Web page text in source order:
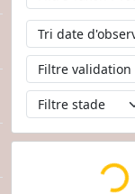
Loading...